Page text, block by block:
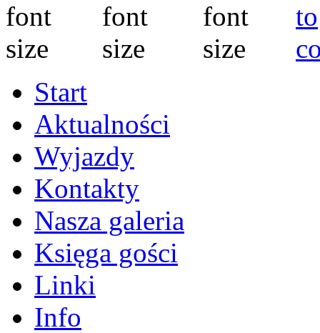
Start
Aktualności
Wyjazdy
Kontakty
Nasza galeria
Księga gości
Linki
Info